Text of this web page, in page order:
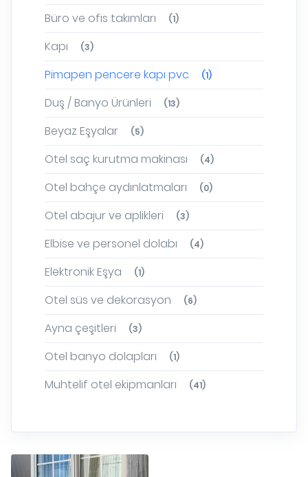
Büro ve ofis takımları (1)
Kapı (3)
Pimapen pencere kapı pvc (1)
Duş / Banyo Ürünleri (13)
Beyaz Eşyalar (5)
Otel saç kurutma makinası (4)
Otel bahçe aydınlatmaları (0)
Otel abajur ve aplikleri (3)
Elbise ve personel dolabı (4)
Elektronik Eşya (1)
Otel süs ve dekorasyon (6)
Ayna çeşitleri (3)
Otel banyo dolapları (1)
Muhtelif otel ekipmanları (41)